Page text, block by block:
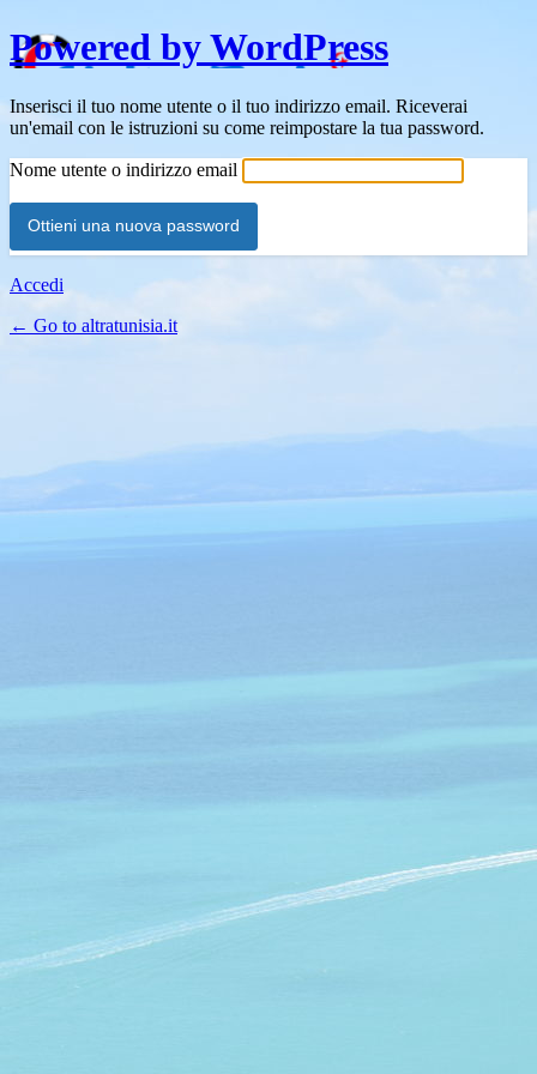
Powered by WordPress
Inserisci il tuo nome utente o il tuo indirizzo email. Riceverai
un'email con le istruzioni su come reimpostare la tua password.
Nome utente o indirizzo email
Accedi
← Go to altratunisia.it